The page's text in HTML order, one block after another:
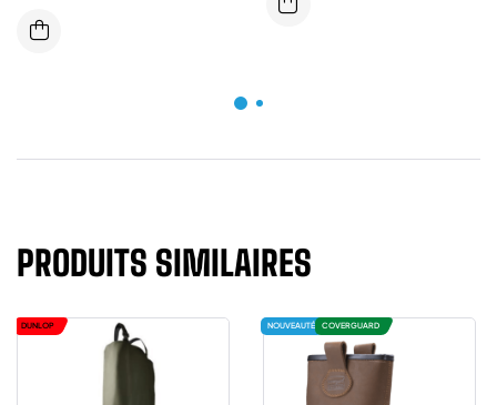
NOIR
PRODUITS SIMILAIRES
DUNLOP NOUVEAUTÉ COVERGUARD